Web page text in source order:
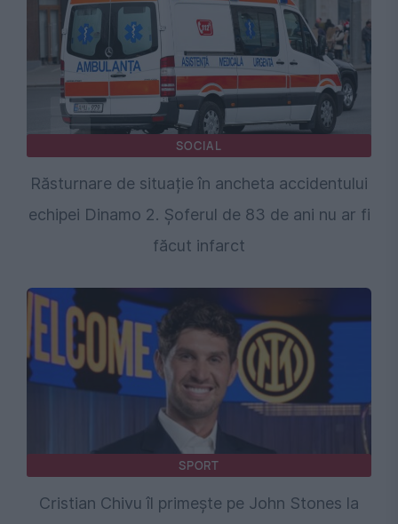
SOCIAL
Răsturnare de situație în ancheta accidentului
echipei Dinamo 2. Șoferul de 83 de ani nu ar fi
făcut infarct
SPORT
Cristian Chivu îl primește pe John Stones la